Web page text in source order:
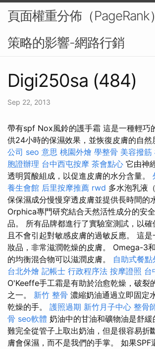
頁面權重分佈（PageRank
策略的影響-網路行銷
Digi250sa (484)
Sep 22, 2013
帶有spf Nox風鈴的護手霜 這是一種輕巧
供24小時的保濕效果，並恢復皮膚的自然
公司 seo 意思 桃園外燴 學整骨 美容撥筋
胞證辦理 台中西屯按摩 茶會點心 它由神
透明質酸組成，以促進皮膚的水分含量。
養生會館 后里按摩推薦 rwd 多水泡乳液
保保濕成分慢慢穿透皮膚並提供長時間的
Orphica專門研究結合天然活性成分的安
品。 所有品牌都進行了實驗室測試，以確
且不會引起對敏感皮膚的過敏反應。 這
妝品，非常滋潤乾燥的皮膚。 Omega-3
的均衡混合物可以滋潤皮膚。 自助式餐點
台北外燴 記帳士 行政程序法 按摩證照 台
O'Keeffe手工霜是有助於治愈乾燥，破裂
之一。 新竹 整骨 濃縮奶油通過立即固定
乾燥的手。 護照過期 新竹月子中心 整骨
骨 seo軟體 奶油中的甘油和礦物油是舒
難完全從管子上取出奶油，但是很容易折
膚會保濕，而不是我們的手掌。 如果SPF